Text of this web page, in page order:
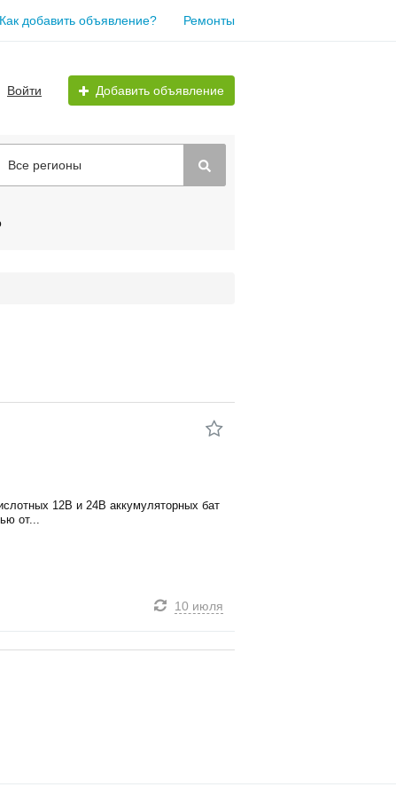
Как добавить объявление? Ремонты
Войти Добавить объявление
Все регионы
12В и 24В аккумуляторных бат
от...
10 июля